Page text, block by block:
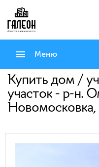
Меню
Купить дом /
участок - р-н.